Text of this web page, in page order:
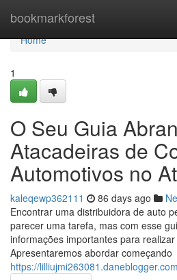
bookmarkforest
Home
Home
1
O Seu Guia
Atacadeiras de
Automotivos no
kaleqewp362111 86 days ago
Encontrar uma distribuidora de auto
parecer uma tarefa, mas com esse
informações importantes para
Apresentaremos abordar começando
https://